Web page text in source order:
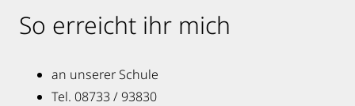
So erreicht ihr mich
an unserer Schule
Tel. 08733 / 93830